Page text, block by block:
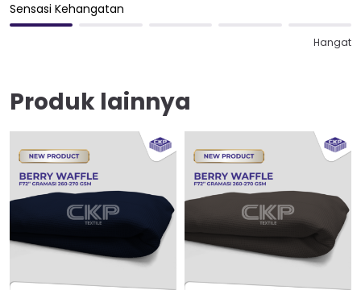
Sensasi Kehangatan
Hangat
Produk lainnya